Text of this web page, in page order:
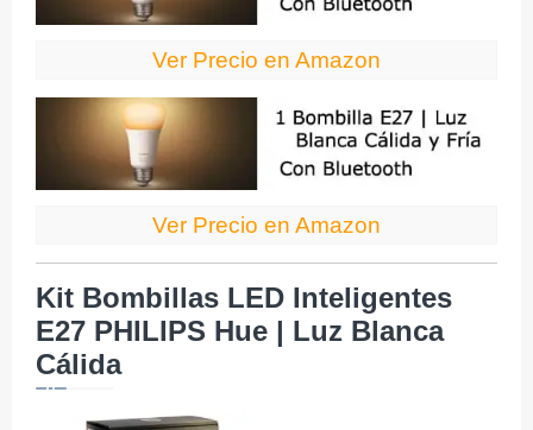
Ver Precio en Amazon
Ver Precio en Amazon
Kit Bombillas LED Inteligentes
E27 PHILIPS Hue | Luz Blanca
Cálida